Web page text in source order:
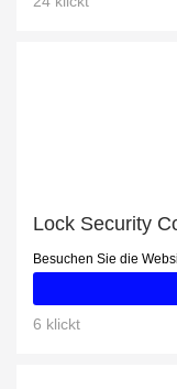
Lock Security
Besuchen Sie die
6 klickt